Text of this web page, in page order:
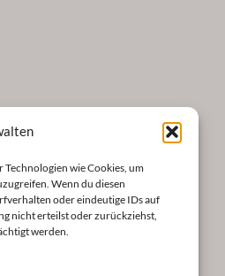
wie Cookies, um
Wenn du diesen
oder eindeutige IDs auf
nicht erteilst oder zurückziehst,
werden.